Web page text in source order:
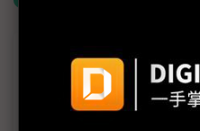
議題精選－NVIDIA
評析：NVIDIA老黃賣瓜